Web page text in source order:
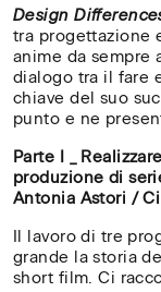
Design
tra progettazione
anime da sempre
dialogo tra il fare
chiave del suo
punto e ne
Parte I _
produzione di
Antonia Astori /
Il lavoro di tre
grande la storia
short film. Ci